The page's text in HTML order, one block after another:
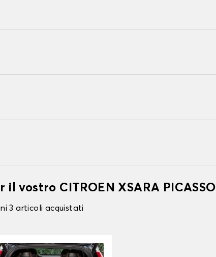
vostro CITROEN XSARA PICASSO
3 articoli acquistati